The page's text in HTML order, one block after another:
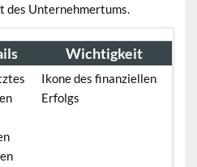
des Unternehmertums.
Wichtigkeit
Ikone des finanziellen
Erfolgs